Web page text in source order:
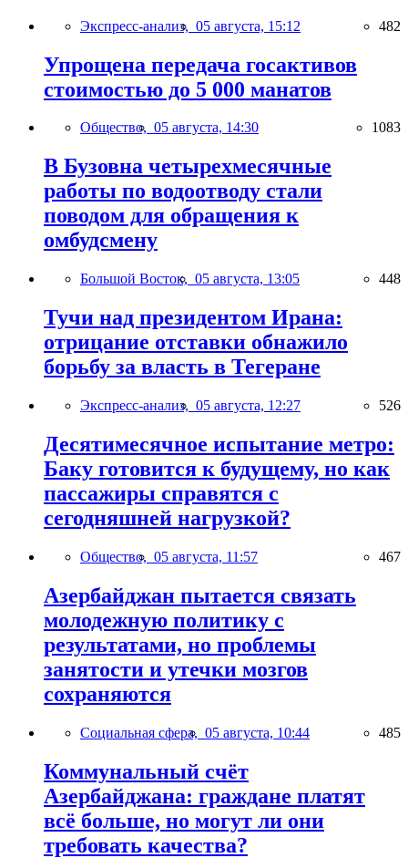
Экспресс-анализ, 05 августа, 15:12 482
Упрощена передача госактивов
стоимостью до 5 000 манатов
Общество, 05 августа, 14:30 1083
В Бузовна четырехмесячные
работы по водоотводу стали
поводом для обращения к
омбудсмену
Большой Восток, 05 августа, 13:05 448
Тучи над президентом Ирана:
отрицание отставки обнажило
борьбу за власть в Тегеране
Экспресс-анализ, 05 августа, 12:27 526
Десятимесячное испытание метро:
Баку готовится к будущему, но как
пассажиры справятся с
сегодняшней нагрузкой?
Общество, 05 августа, 11:57 467
Азербайджан пытается связать
молодежную политику с
результатами, но проблемы
занятости и утечки мозгов
сохраняются
Социальная сфера, 05 августа, 10:44 485
Коммунальный счёт
Азербайджана: граждане платят
всё больше, но могут ли они
требовать качества?